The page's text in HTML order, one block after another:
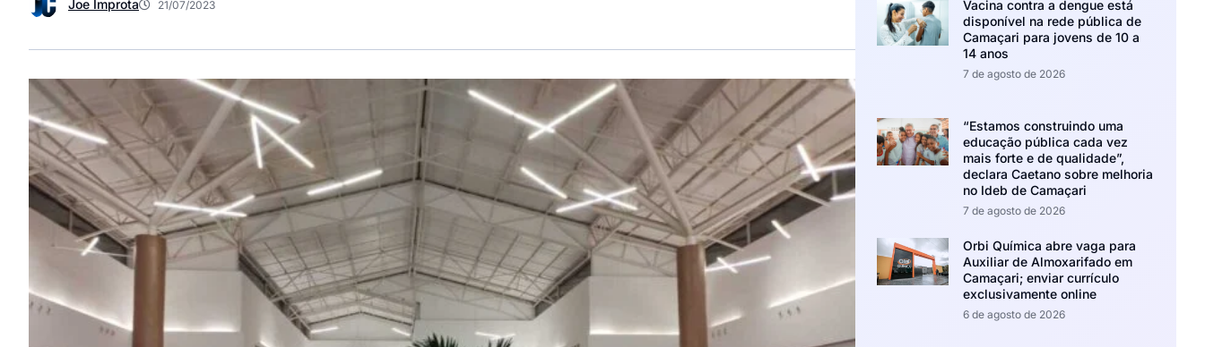
Joe Improta 21/07/2023
Vacina contra a dengue está
disponível na rede pública de
Camaçari para jovens de 10 a
14 anos
7 de agosto de 2026
“Estamos construindo uma
educação pública cada vez
mais forte e de qualidade”,
declara Caetano sobre melhoria
no Ideb de Camaçari
7 de agosto de 2026
Orbi Química abre vaga para
Auxiliar de Almoxarifado em
Camaçari; enviar currículo
exclusivamente online
6 de agosto de 2026